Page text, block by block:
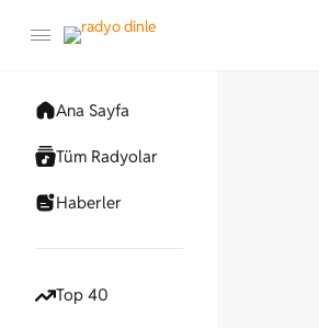
Ana Sayfa
Tüm Radyolar
Haberler
Top 40